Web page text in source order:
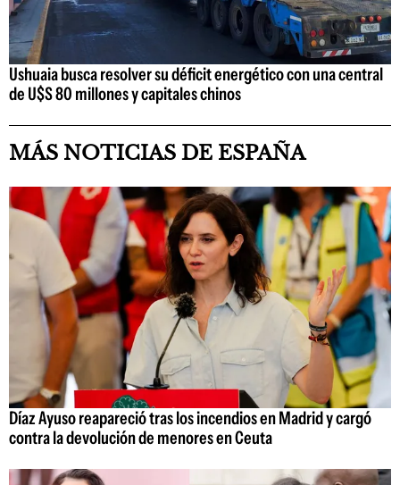
Ushuaia busca resolver su déficit energético con una central
de U$S 80 millones y capitales chinos
MÁS NOTICIAS DE ESPAÑA
Díaz Ayuso reapareció tras los incendios en Madrid y cargó
contra la devolución de menores en Ceuta